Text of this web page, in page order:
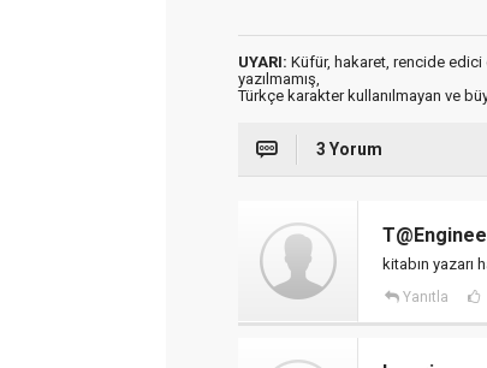
UYARI: Küfür, hakaret, rencide edici
yazılmamış,
Türkçe karakter kullanılmayan ve
3 Yorum
kitabın yazarı
Yanıtla